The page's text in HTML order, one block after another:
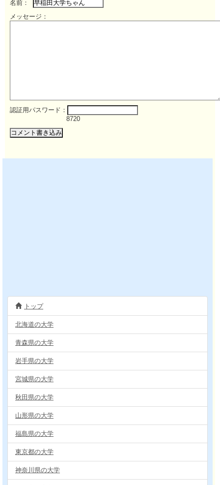
名前：
メッセージ：
認証用パスワード：
8720
トップ
北海道の大学
青森県の大学
岩手県の大学
宮城県の大学
秋田県の大学
山形県の大学
福島県の大学
東京都の大学
神奈川県の大学